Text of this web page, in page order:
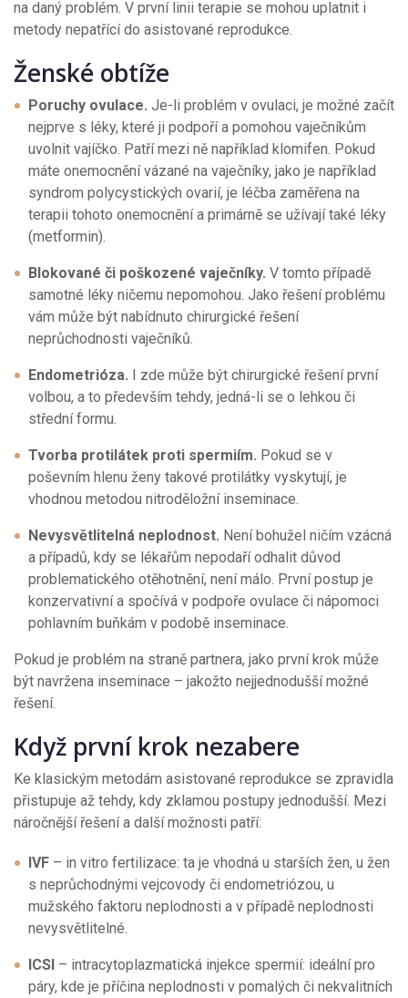
na daný problém. V první linii terapie se mohou uplatnit i
metody nepatřící do asistované reprodukce.
Ženské obtíže
Poruchy ovulace. Je-li problém v ovulaci, je možné začít
nejprve s léky, které ji podpoří a pomohou vaječníkům
uvolnit vajíčko. Patří mezi ně například klomifen. Pokud
máte onemocnění vázané na vaječníky, jako je například
syndrom polycystických ovarií, je léčba zaměřena na
terapii tohoto onemocnění a primárně se užívají také léky
(metformin).
Blokované či poškozené vaječníky. V tomto případě
samotné léky ničemu nepomohou. Jako řešení problému
vám může být nabídnuto chirurgické řešení
neprůchodnosti vaječníků.
Endometrióza. I zde může být chirurgické řešení první
volbou, a to především tehdy, jedná-li se o lehkou či
střední formu.
Tvorba protilátek proti spermiím. Pokud se v
poševním hlenu ženy takové protilátky vyskytují, je
vhodnou metodou nitroděložní inseminace.
Nevysvětlitelná neplodnost. Není bohužel ničím vzácná
a případů, kdy se lékařům nepodaří odhalit důvod
problematického otěhotnění, není málo. První postup je
konzervativní a spočívá v podpoře ovulace či nápomoci
pohlavním buňkám v podobě inseminace.
Pokud je problém na straně partnera, jako první krok může
být navržena inseminace – jakožto nejjednodušší možné
řešení.
Když první krok nezabere
Ke klasickým metodám asistované reprodukce se zpravidla
přistupuje až tehdy, kdy zklamou postupy jednodušší. Mezi
náročnější řešení a další možnosti patří:
IVF – in vitro fertilizace: ta je vhodná u starších žen, u žen
s neprůchodnými vejcovody či endometriózou, u
mužského faktoru neplodnosti a v případě neplodnosti
nevysvětlitelné.
ICSI – intracytoplazmatická injekce spermií: ideální pro
páry, kde je příčina neplodnosti v pomalých či nekvalitních